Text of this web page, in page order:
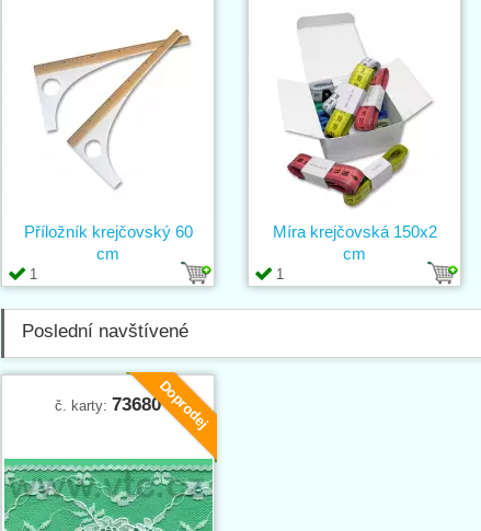
1
Příložník krejčovský 60
cm
1
Míra krejčovská 150x2
cm
Poslední navštívené
Doprodej
č. karty: 73680